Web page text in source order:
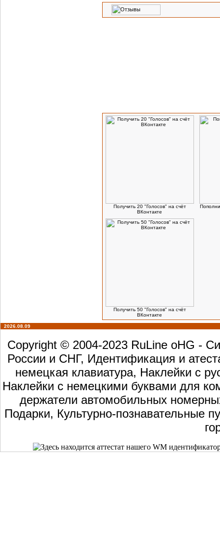
Получить 20 "Голосов" на счёт
ВКонтакте
Получить 50 "Голосов" на счёт
ВКонтакте
2026.08.09
Copyright © 2004-2023 RuLine oHG -
России и СНГ, Идентификация и
немецкая клавиатура, Наклейки с
Наклейки с немецкими буквами для
держатели автомобильных
Подарки, Культурно-познавательные